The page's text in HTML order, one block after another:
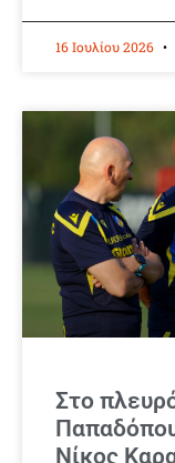
16 Ιουλίου 2026
Στο
Νίκος